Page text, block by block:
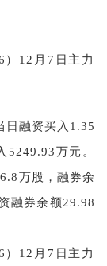
日融资买入1.35
万元。
万股，融券余
融券余额29.98